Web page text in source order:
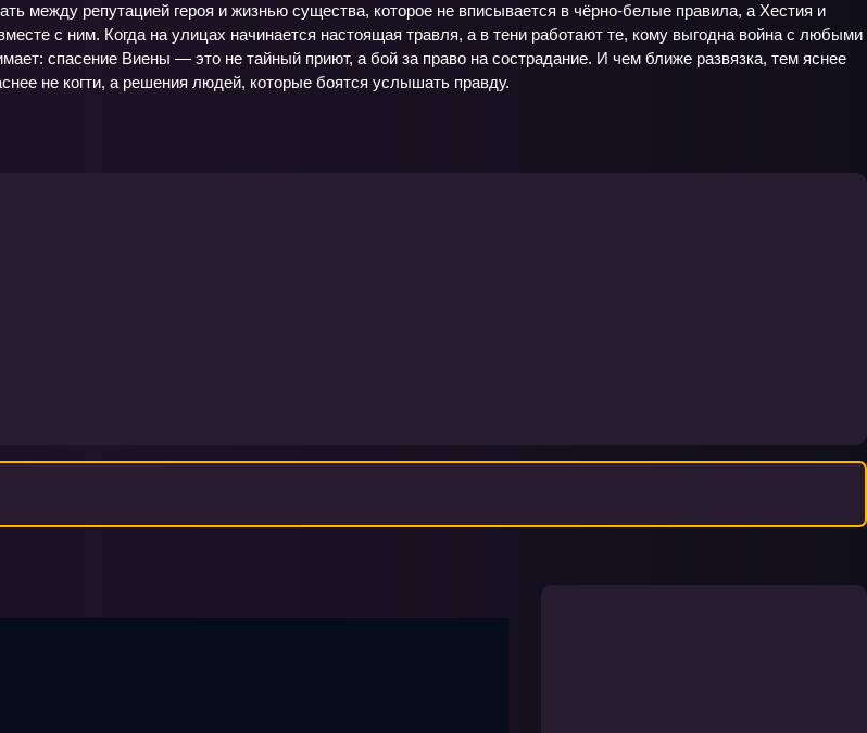
между репутацией героя и жизнью существа, которое не вписывается в чёрно‑белые правила, а Хестия и
с ним. Когда на улицах начинается настоящая травля, а в тени работают те, кому выгодна война с любыми
спасение Виены — это не тайный приют, а бой за право на сострадание. И чем ближе развязка, тем яснее
не когти, а решения людей, которые боятся услышать правду.